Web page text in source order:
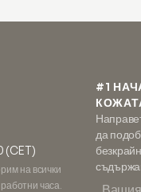
(CET)
на всички
часа.
#1
да